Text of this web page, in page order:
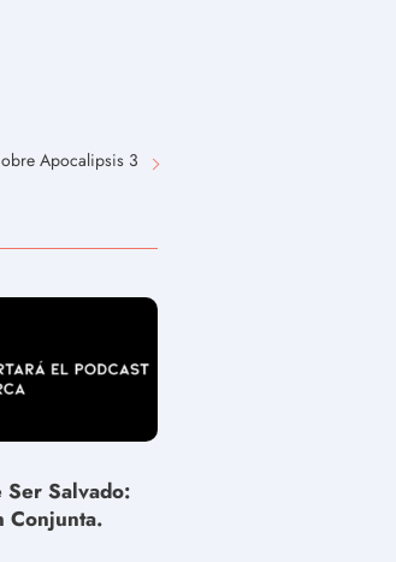
Apocalipsis 3
Ser Salvado:
Conjunta.